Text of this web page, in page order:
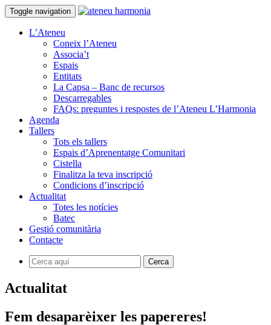
Toggle navigation
L’Ateneu
Coneix l’Ateneu
Associa’t
Espais
Entitats
La Capsa – Banc de recursos
Descarregables
FAQs: preguntes i respostes de l’Ateneu L’Harmonia
Agenda
Tallers
Tots els tallers
Espais d’Aprenentatge Comunitari
Cistella
Finalitza la teva inscripció
Condicions d’inscripció
Actualitat
Totes les notícies
Batec
Gestió comunitària
Contacte
Actualitat
Fem desaparèixer les papereres!